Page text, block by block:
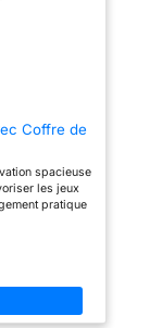
Coffre de
spacieuse
les jeux
pratique
avec une
Fabriquée
pour un
chaque pièce